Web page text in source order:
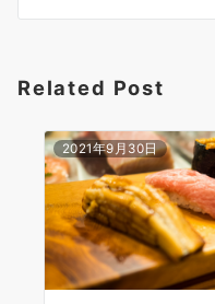
ン
Related Post
2021年9月30日